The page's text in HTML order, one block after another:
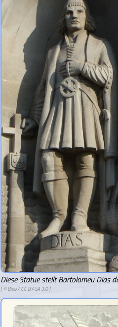
Diese Statue stellt Bartolomeu Dias
[ ©Biso/CC BY-SA 3.0]